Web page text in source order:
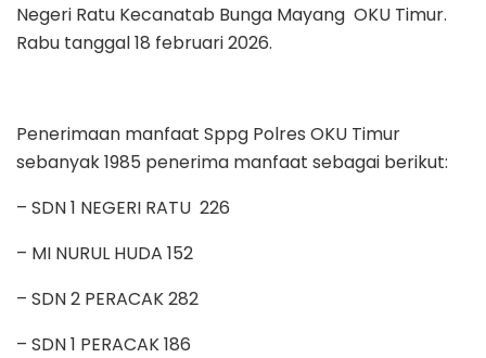
Negeri Ratu Kecanatab Bunga Mayang OKU Timur.
Rabu tanggal 18 februari 2026.
Penerimaan manfaat Sppg Polres OKU Timur
sebanyak 1985 penerima manfaat sebagai berikut:
– SDN 1 NEGERI RATU 226
– MI NURUL HUDA 152
– SDN 2 PERACAK 282
– SDN 1 PERACAK 186